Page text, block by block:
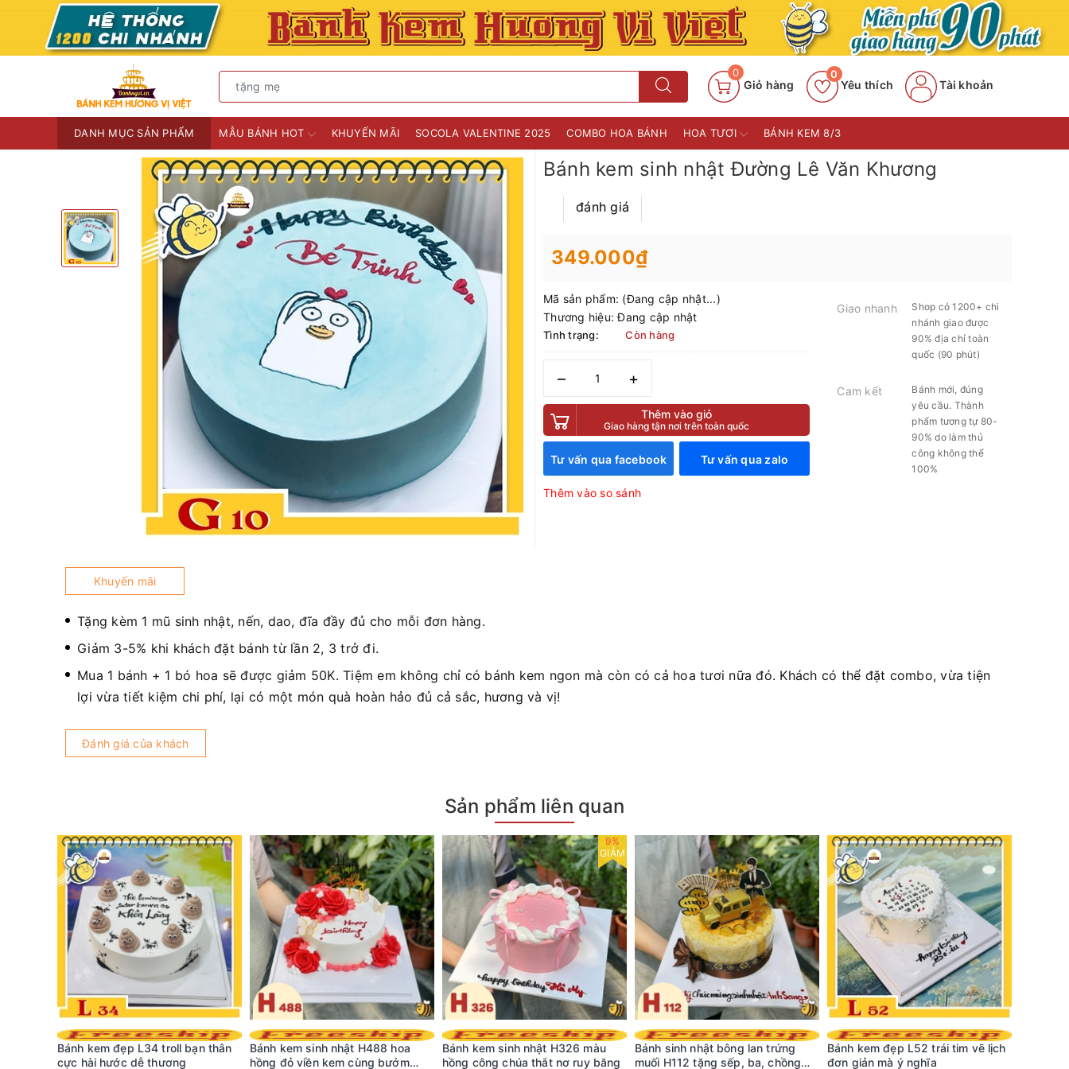
0
Giỏ hàng Yêu thích
0
Tài khoản
DANH MỤC SẢN PHẨM MẪU BÁNH HOT KHUYẾN MÃI SOCOLA VALENTINE 2025 COMBO HOA BÁNH HOA TƯƠI BÁNH KEM 8/3
Bánh kem sinh nhật Đường Lê Văn Khương
đánh giá
349.000₫
Mã sản phẩm: (Đang cập nhật...)
Thương hiệu: Đang cập nhật
Tình trạng: Còn hàng
– +
Thêm vào giỏ
Giao hàng tận nơi trên toàn quốc
Tư vấn qua facebook Tư vấn qua zalo
Thêm vào so sánh
Giao nhanh
Shop có 1200+ chi
nhánh giao được
90% địa chỉ toàn
quốc (90 phút)
Cam kết
Bánh mới, đúng
yêu cầu. Thành
phẩm tương tự 80-
90% do làm thủ
công không thể
100%
Khuyến mãi
Tặng kèm 1 mũ sinh nhật, nến, dao, đĩa đầy đủ cho mỗi đơn hàng.
Giảm 3-5% khi khách đặt bánh từ lần 2, 3 trở đi.
Mua 1 bánh + 1 bó hoa sẽ được giảm 50K. Tiệm em không chỉ có bánh kem ngon mà còn có cả hoa tươi nữa đó. Khách có thể đặt combo, vừa tiện
lợi vừa tiết kiệm chi phí, lại có một món quà hoàn hảo đủ cả sắc, hương và vị!
Đánh giá của khách
Sản phẩm liên quan
Bánh kem đẹp L34 troll bạn thân
cực hài hước dễ thương
Bánh kem sinh nhật H488 hoa
hồng đỏ viền kem cùng bướm
9%
GIẢM
Bánh kem sinh nhật H326 màu
hồng công chúa thắt nơ ruy băng
Bánh sinh nhật bông lan trứng
muối H112 tặng sếp, ba, chồng
Bánh kem đẹp L52 trái tim vẽ lịch
đơn giản mà ý nghĩa